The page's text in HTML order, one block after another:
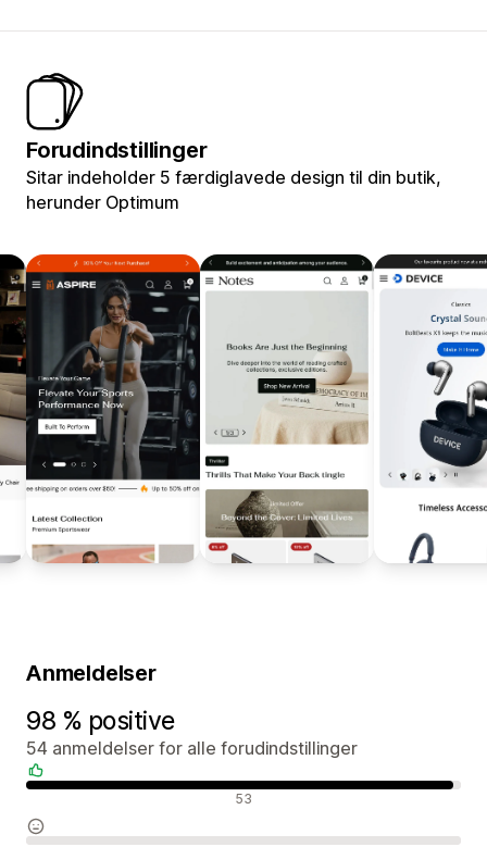
Forudindstillinger
Sitar indeholder 5 færdiglavede design til din butik,
herunder Optimum
Anmeldelser
98 % positive
54 anmeldelser for alle forudindstillinger
53